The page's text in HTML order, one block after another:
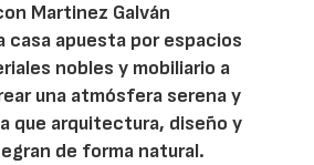
Martinez Galván
casa apuesta por espacios
nobles y mobiliario a
una atmósfera serena y
que arquitectura, diseño y
de forma natural.